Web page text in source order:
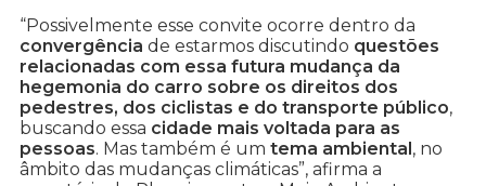
“Possivelmente esse convite ocorre dentro da
convergência de estarmos discutindo questões
relacionadas com essa futura mudança da
hegemonia do carro sobre os direitos dos
pedestres, dos ciclistas e do transporte público,
buscando essa cidade mais voltada para as
pessoas. Mas também é um tema ambiental, no
âmbito das mudanças climáticas”, afirma a